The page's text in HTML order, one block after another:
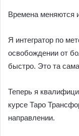
Времена меняются
Я интегратор по
освобождении от
быстро. Это та
Теперь я
курсе Таро
направлении.